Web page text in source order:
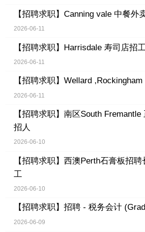
【招聘求职】 Canning vale
2026-06-11
【招聘求职】 Harrisdale 寿司店招工
2026-06-11
【招聘求职】 Wellard
2026-06-11
【招聘求职】 南区South Fremantle
招人
2026-06-10
【招聘求职】 西澳Perth石膏板招聘
工
2026-06-10
【招聘求职】 招聘 - 税务会计
2026-06-09